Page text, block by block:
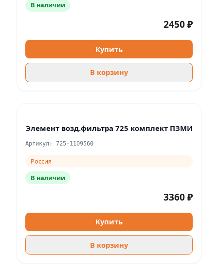
В наличии
2450 ₽
Купить
В корзину
Элемент возд.фильтра 725 комплект ПЗМИ
Артикул: 725-1109560
Россия
В наличии
3360 ₽
Купить
В корзину